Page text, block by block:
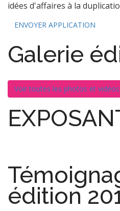
idées d'affaires à la
ENVOYER APPLICATION
Galerie
Voir toutes les photos et vidéos
édition